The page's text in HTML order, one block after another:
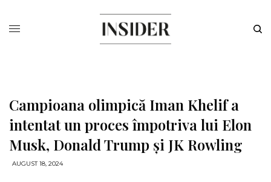
Campioana olimpică Iman Khelif a
intentat un proces împotriva lui Elon
Musk, Donald Trump și JK Rowling
AUGUST 18, 2024